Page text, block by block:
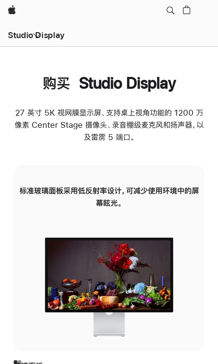
Apple
Studio Display
购买 Studio Display
27 英寸 5K 视网膜显示屏、支持桌上视角功能的 1200 万
像素 Center Stage 摄像头、录音棚级麦克风和扬声器，以
及雷雳 5 端口。
标准玻璃面板采用低反射率设计，可减少使用环境中的屏
幕眩光。